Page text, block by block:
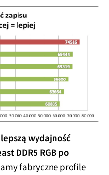
wydajność
DDR5 RGB po
fabryczne profile